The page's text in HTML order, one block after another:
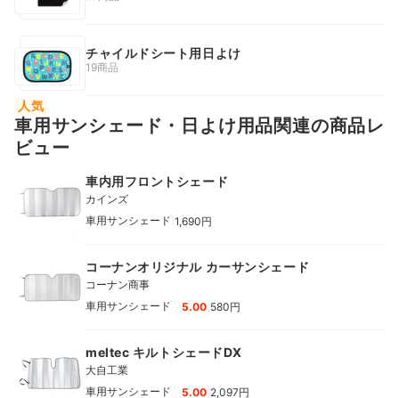
チャイルドシート用日よけ
19商品
人気
車用サンシェード・日よけ用品関連の商品レ
ビュー
車内用フロントシェード
カインズ
車用サンシェード 1,690円
コーナンオリジナル カーサンシェード
コーナン商事
車用サンシェード
5.00 580円
meltec キルトシェードDX
大自工業
車用サンシェード
5.00 2,097円